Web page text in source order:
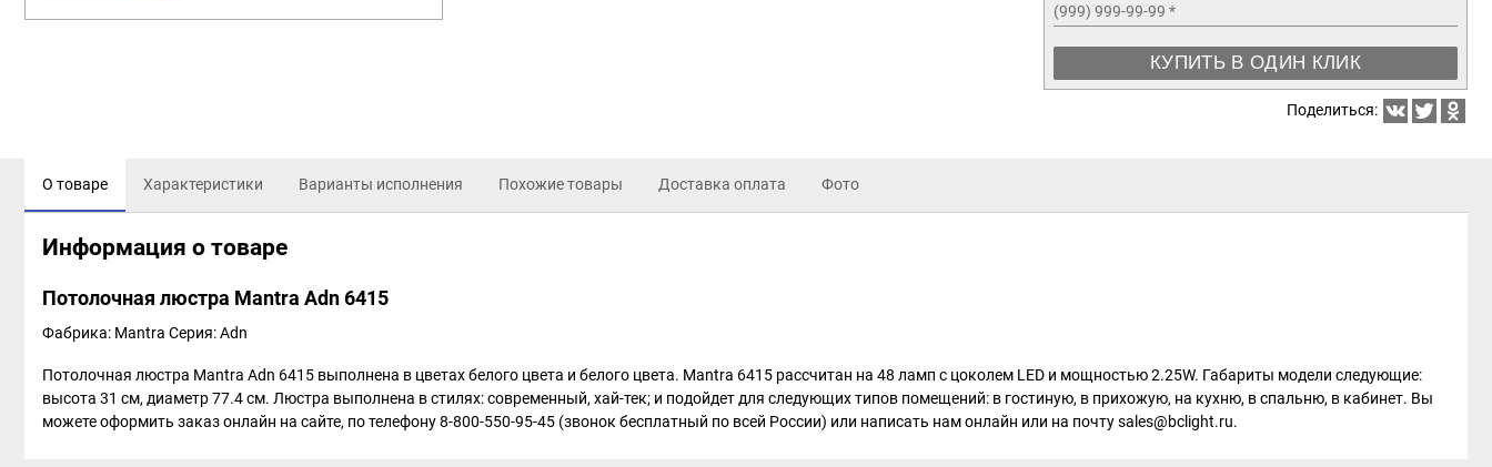
(999) 999-99-99 *
КУПИТЬ В ОДИН КЛИК
Поделиться:
О товаре Характеристики Варианты исполнения Похожие товары Доставка оплата Фото
Информация о товаре
Потолочная люстра Mantra Adn 6415
Фабрика: Mantra Серия: Adn
Потолочная люстра Mantra Adn 6415 выполнена в цветах белого цвета и белого цвета. Mantra 6415 рассчитан на 48 ламп с цоколем LED и мощностью 2.25W. Габариты модели следующие:
высота 31 см, диаметр 77.4 см. Люстра выполнена в стилях: современный, хай-тек; и подойдет для следующих типов помещений: в гостиную, в прихожую, на кухню, в спальню, в кабинет. Вы
можете оформить заказ онлайн на сайте, по телефону 8-800-550-95-45 (звонок бесплатный по всей России) или написать нам онлайн или на почту sales@bclight.ru.